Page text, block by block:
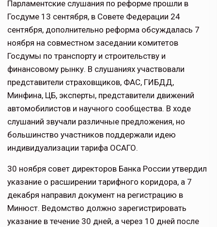
Парламентские слушания по реформе прошли в
Госдуме 13 сентября, в Совете Федерации 24
сентября, дополнительно реформа обсуждалась 7
ноября на совместном заседании комитетов
Госдумы по транспорту и строительству и
финансовому рынку. В слушаниях участвовали
представители страховщиков, ФАС, ГИБДД,
Минфина, ЦБ, эксперты, представители движений
автомобилистов и научного сообщества. В ходе
слушаний звучали различные предложения, но
большинство участников поддержали идею
индивидуализации тарифа ОСАГО.
30 ноября совет директоров Банка России утвердил
указание о расширении тарифного коридора, а 7
декабря направил документ на регистрацию в
Минюст. Ведомство должно зарегистрировать
указание в течение 30 дней, а через 10 дней после